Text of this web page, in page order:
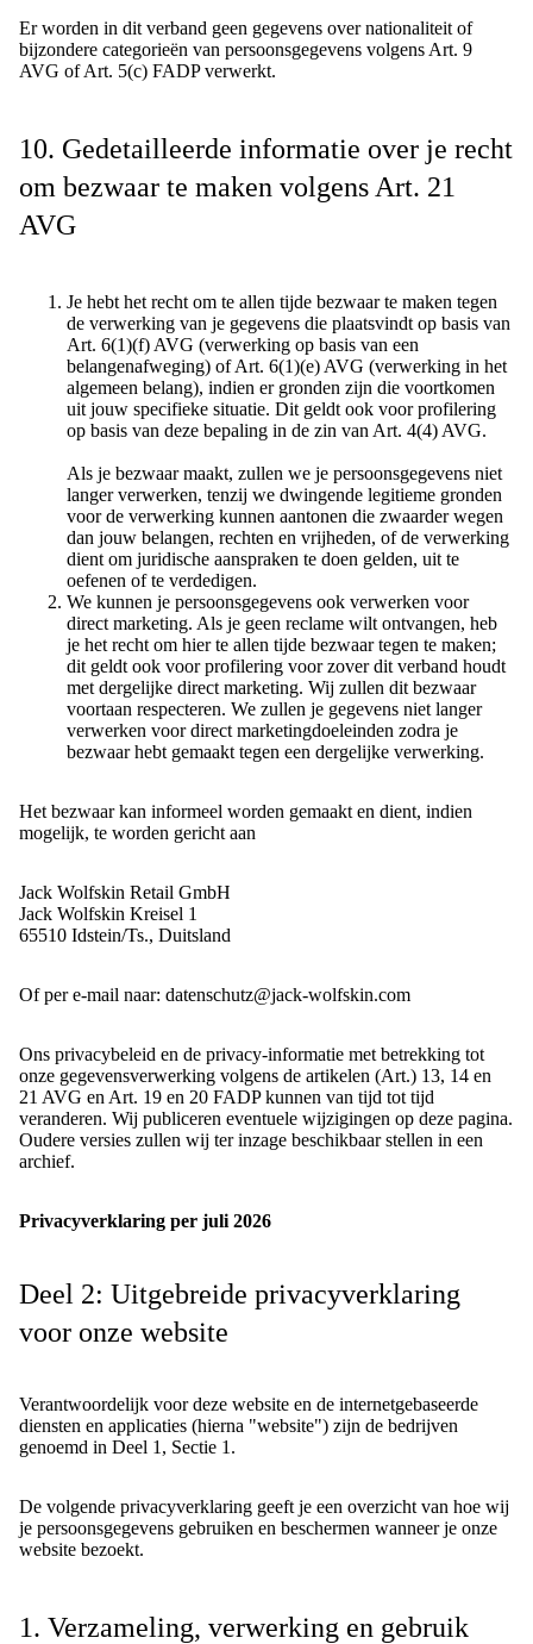
Er worden in dit verband geen gegevens over nationaliteit of
bijzondere categorieën van persoonsgegevens volgens Art. 9
AVG of Art. 5(c) FADP verwerkt.
10. Gedetailleerde informatie over je recht
om bezwaar te maken volgens Art. 21
AVG
Je hebt het recht om te allen tijde bezwaar te maken tegen
de verwerking van je gegevens die plaatsvindt op basis van
Art. 6(1)(f) AVG (verwerking op basis van een
belangenafweging) of Art. 6(1)(e) AVG (verwerking in het
algemeen belang), indien er gronden zijn die voortkomen
uit jouw specifieke situatie. Dit geldt ook voor profilering
op basis van deze bepaling in de zin van Art. 4(4) AVG.
Als je bezwaar maakt, zullen we je persoonsgegevens niet
langer verwerken, tenzij we dwingende legitieme gronden
voor de verwerking kunnen aantonen die zwaarder wegen
dan jouw belangen, rechten en vrijheden, of de verwerking
dient om juridische aanspraken te doen gelden, uit te
oefenen of te verdedigen.
We kunnen je persoonsgegevens ook verwerken voor
direct marketing. Als je geen reclame wilt ontvangen, heb
je het recht om hier te allen tijde bezwaar tegen te maken;
dit geldt ook voor profilering voor zover dit verband houdt
met dergelijke direct marketing. Wij zullen dit bezwaar
voortaan respecteren. We zullen je gegevens niet langer
verwerken voor direct marketingdoeleinden zodra je
bezwaar hebt gemaakt tegen een dergelijke verwerking.
Het bezwaar kan informeel worden gemaakt en dient, indien
mogelijk, te worden gericht aan
Jack Wolfskin Retail GmbH
Jack Wolfskin Kreisel 1
65510 Idstein/Ts., Duitsland
Of per e-mail naar: datenschutz@jack-wolfskin.com
Ons privacybeleid en de privacy-informatie met betrekking tot
onze gegevensverwerking volgens de artikelen (Art.) 13, 14 en
21 AVG en Art. 19 en 20 FADP kunnen van tijd tot tijd
veranderen. Wij publiceren eventuele wijzigingen op deze pagina.
Oudere versies zullen wij ter inzage beschikbaar stellen in een
archief.
Privacyverklaring per juli 2026
Deel 2: Uitgebreide privacyverklaring
voor onze website
Verantwoordelijk voor deze website en de internetgebaseerde
diensten en applicaties (hierna "website") zijn de bedrijven
genoemd in Deel 1, Sectie 1.
De volgende privacyverklaring geeft je een overzicht van hoe wij
je persoonsgegevens gebruiken en beschermen wanneer je onze
website bezoekt.
1. Verzameling, verwerking en gebruik